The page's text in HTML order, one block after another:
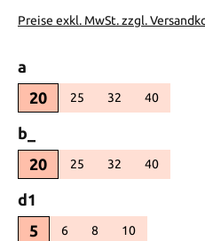
Preise exkl. MwSt. zzgl.
a
20
25(Diese Option ist zurzeit
32(Diese Option ist
40(Diese
b_
20
25(Diese Option ist zurzeit
32(Diese Option ist
40(Diese
d1
5
6(Diese Option ist zurzeit
8(Diese Option ist
10(Diese Option